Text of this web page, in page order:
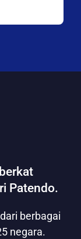
Patendo.
berbagai
negara.